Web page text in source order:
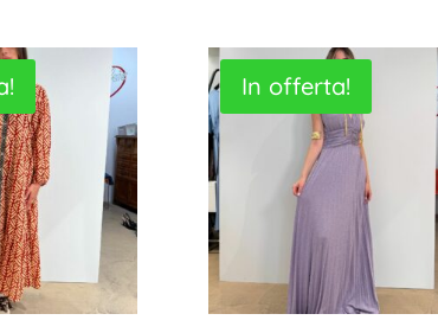
In offerta!